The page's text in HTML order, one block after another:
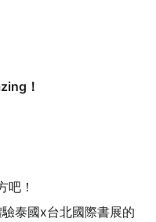
！
吧！
泰國x台北國際書展的